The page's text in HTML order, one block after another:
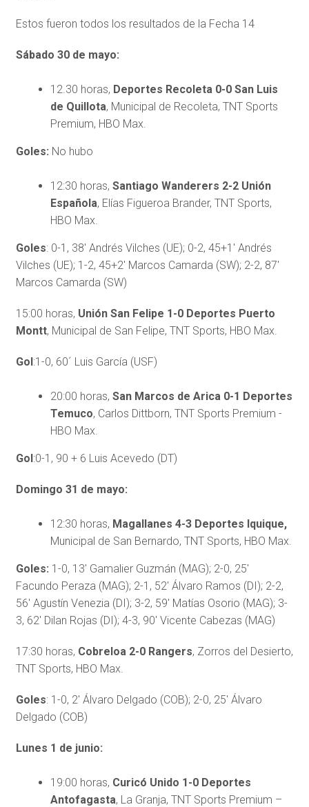
Estos fueron todos los resultados de la Fecha 14
Sábado 30 de mayo:
12.30 horas, Deportes Recoleta 0-0 San Luis
de Quillota, Municipal de Recoleta, TNT Sports
Premium, HBO Max.
Goles: No hubo
12:30 horas, Santiago Wanderers 2-2 Unión
Española, Elías Figueroa Brander, TNT Sports,
HBO Max.
Goles: 0-1, 38′ Andrés Vilches (UE); 0-2, 45+1′ Andrés
Vilches (UE); 1-2, 45+2′ Marcos Camarda (SW); 2-2, 87′
Marcos Camarda (SW)
15:00 horas, Unión San Felipe 1-0 Deportes Puerto
Montt, Municipal de San Felipe, TNT Sports, HBO Max.
Gol:1-0, 60´ Luis García (USF)
20:00 horas, San Marcos de Arica 0-1 Deportes
Temuco, Carlos Dittborn, TNT Sports Premium -
HBO Max.
Gol:0-1, 90 + 6 Luis Acevedo (DT)
Domingo 31 de mayo:
12:30 horas, Magallanes 4-3 Deportes Iquique,
Municipal de San Bernardo, TNT Sports, HBO Max.
Goles: 1-0, 13′ Gamalier Guzmán (MAG); 2-0, 25′
Facundo Peraza (MAG); 2-1, 52′ Álvaro Ramos (DI); 2-2,
56′ Agustín Venezia (DI); 3-2, 59′ Matías Osorio (MAG); 3-
3, 62′ Dilan Rojas (DI); 4-3, 90′ Vicente Cabezas (MAG)
17:30 horas, Cobreloa 2-0 Rangers, Zorros del Desierto,
TNT Sports, HBO Max.
Goles: 1-0, 2′ Álvaro Delgado (COB); 2-0, 25′ Álvaro
Delgado (COB)
Lunes 1 de junio:
19:00 horas, Curicó Unido 1-0 Deportes
Antofagasta, La Granja, TNT Sports Premium –